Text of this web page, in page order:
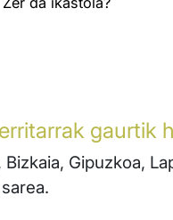
gaurtik
Gipuzkoa,